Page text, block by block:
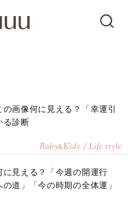
の画像何に見える？「幸運引
る診断
Baby&Kids / Life style
に見える？「今週の開運行
道」「今の時期の全体運」